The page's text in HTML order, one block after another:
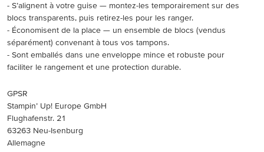
- S’alignent à votre guise — montez-les temporairement sur des
blocs transparents, puis retirez-les pour les ranger.
- Économisent de la place — un ensemble de blocs (vendus
séparément) convenant à tous vos tampons.
- Sont emballés dans une enveloppe mince et robuste pour
faciliter le rangement et une protection durable.
GPSR
Stampin’ Up! Europe GmbH
Flughafenstr. 21
63263 Neu-Isenburg
Allemagne